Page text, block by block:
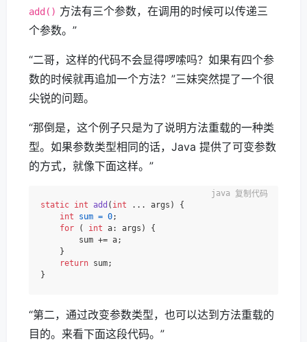
add() 方法有三个参数，在调用的时候可以传递三
个参数。”
“二哥，这样的代码不会显得啰嗦吗？如果有四个参
数的时候就再追加一个方法？”三妹突然提了一个很
尖锐的问题。
“那倒是，这个例子只是为了说明方法重载的一种类
型。如果参数类型相同的话，Java 提供了可变参数
的方式，就像下面这样。”
static int add ( int ... args)
{
int
sum = 0;
for ( int a: args) {
        sum += a;
    }
return sum;
复制代码
“第二，通过改变参数类型，也可以达到方法重载的
目的。来看下面这段代码。”